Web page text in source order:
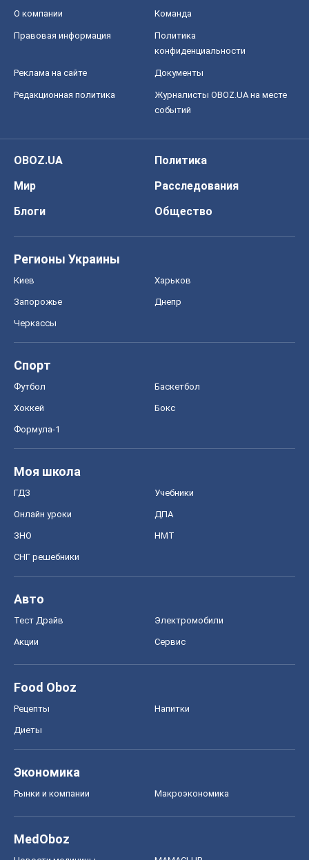
О компании Команда
Правовая информация
Политика
конфиденциальности
Реклама на сайте Документы
Редакционная политика
Журналисты OBOZ.UA на месте
событий
OBOZ.UA
Политика
Мир
Расследования
Блоги
Общество
Регионы Украины
Киев Харьков
Запорожье Днепр
Черкассы
Спорт
Футбол Баскетбол
Хоккей Бокс
Формула-1
Моя школа
ГДЗ Учебники
Онлайн уроки ДПА
ЗНО НМТ
СНГ решебники
Авто
Тест Драйв Электромобили
Акции Сервис
Food Oboz
Рецепты Напитки
Диеты
Экономика
Рынки и компании Mакроэкономика
MedOboz